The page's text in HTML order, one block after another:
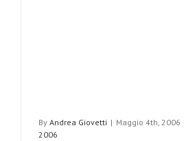
By Andrea Giovetti | Maggio 4th, 2006
2006